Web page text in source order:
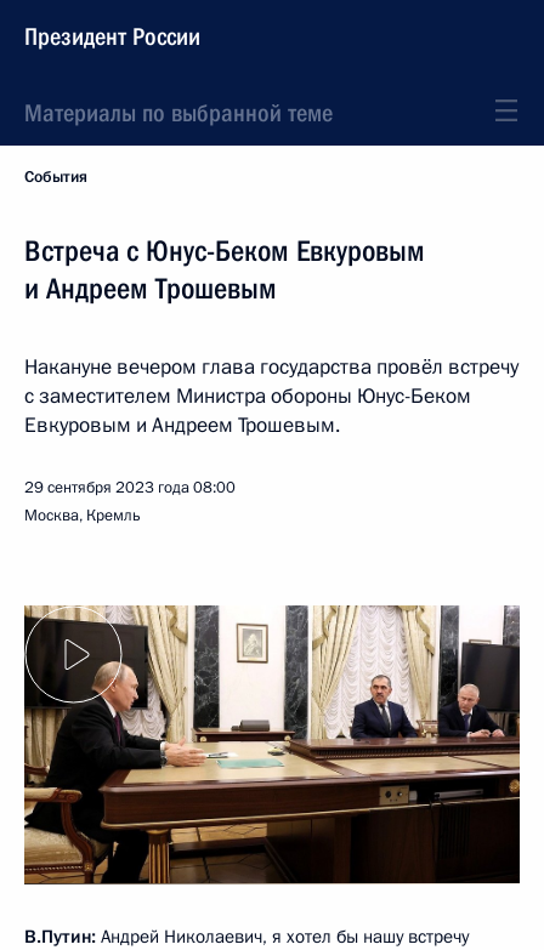
Президент России
Материалы по выбранной теме
События
Встреча с Юнус-Беком Евкуровым
и Андреем Трошевым
Накануне вечером глава государства провёл встречу
с заместителем Министра обороны Юнус-Беком
Евкуровым и Андреем Трошевым.
29 сентября 2023 года08:00
Москва, Кремль
В.Путин: Андрей Николаевич, я хотел бы нашу встречу